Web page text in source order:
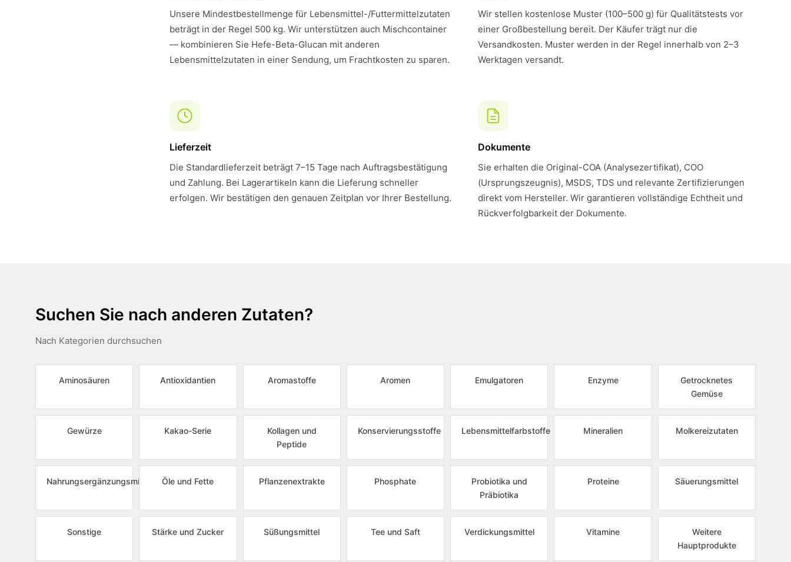
Unsere Mindestbestellmenge für Lebensmittel-/Futtermittelzutaten
beträgt in der Regel 500 kg. Wir unterstützen auch Mischcontainer
— kombinieren Sie Hefe-Beta-Glucan mit anderen
Lebensmittelzutaten in einer Sendung, um Frachtkosten zu sparen.
Wir stellen kostenlose Muster (100–500 g) für Qualitätstests vor
einer Großbestellung bereit. Der Käufer trägt nur die
Versandkosten. Muster werden in der Regel innerhalb von 2–3
Werktagen versandt.
Lieferzeit
Die Standardlieferzeit beträgt 7–15 Tage nach Auftragsbestätigung
und Zahlung. Bei Lagerartikeln kann die Lieferung schneller
erfolgen. Wir bestätigen den genauen Zeitplan vor Ihrer Bestellung.
Dokumente
Sie erhalten die Original-COA (Analysezertifikat), COO
(Ursprungszeugnis), MSDS, TDS und relevante Zertifizierungen
direkt vom Hersteller. Wir garantieren vollständige Echtheit und
Rückverfolgbarkeit der Dokumente.
Suchen Sie nach anderen Zutaten?
Nach Kategorien durchsuchen
Aminosäuren Antioxidantien Aromastoffe Aromen Emulgatoren Enzyme
Getrocknetes
Gemüse
Gewürze Kakao-Serie
Kollagen und
Peptide
Konservierungsstoffe Lebensmittelfarbstoffe Mineralien Molkereizutaten
Nahrungsergänzungsmittel Öle und Fette Pflanzenextrakte Phosphate
Probiotika und
Präbiotika
Proteine Säuerungsmittel
Sonstige Stärke und Zucker Süßungsmittel Tee und Saft Verdickungsmittel Vitamine
Weitere
Hauptprodukte